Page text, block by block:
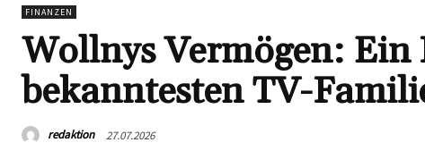
FINANZEN
Wollnys Vermögen:
bekanntesten TV-
redaktion 27.07.2026